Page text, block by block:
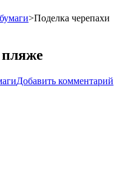
>Поделка черепахи
Добавить комментарий